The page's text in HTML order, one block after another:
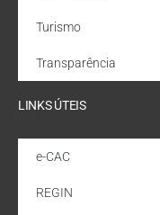
Turismo
Transparência
LINKS ÚTEIS
e-CAC
REGIN